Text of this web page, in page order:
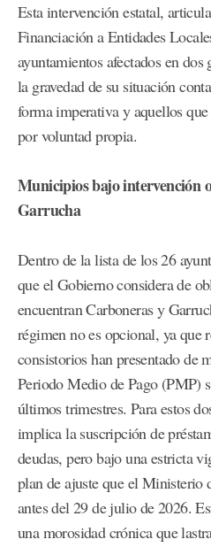
Esta intervención estatal,
Financiación a Entidades
ayuntamientos afectados en
la gravedad de su situación
forma imperativa y aquellos
por voluntad propia.
Municipios bajo intervención
Garrucha
Dentro de la lista de los 26
que el Gobierno considera de
encuentran Carboneras y
régimen no es opcional, ya que
consistorios han presentado de
Periodo Medio de Pago (PMP)
últimos trimestres. Para estos
implica la suscripción de
deudas, pero bajo una estricta
plan de ajuste que el Ministerio
antes del 29 de julio de 2026.
una morosidad crónica que